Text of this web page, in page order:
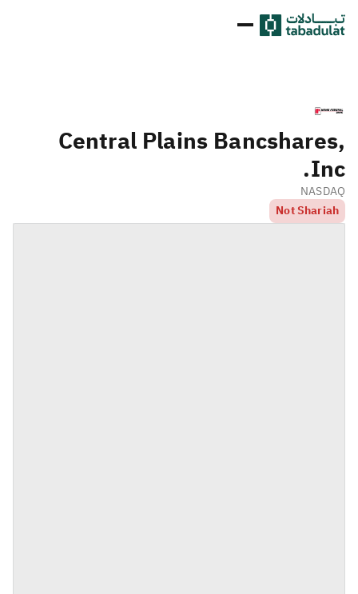
Central Plains Bancshares,
Inc.
NASDAQ
Not Shariah